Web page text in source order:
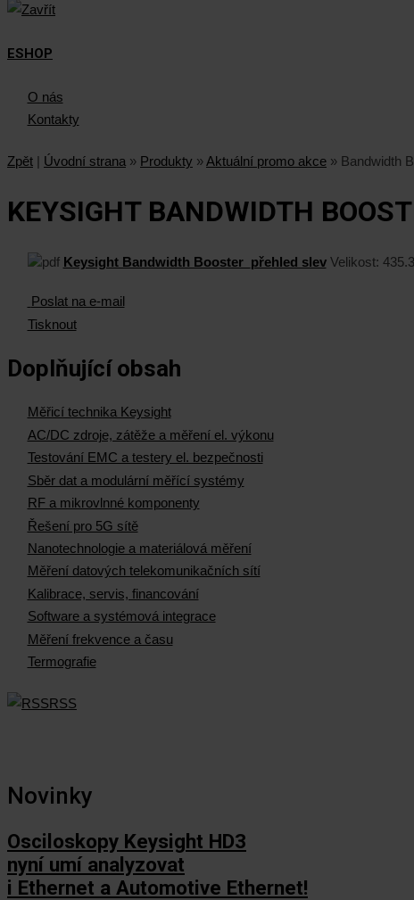
ESHOP
O nás
Kontakty
Zpět | Úvodní strana » Produkty »Aktuální promo akce » Bandwidth
KEYSIGHT BANDWIDTH
Keysight Bandwidth Booster_přehled slev Velikost:
Poslat na e-mail
Tisknout
Doplňující obsah
Měřicí technika Keysight
AC/DC zdroje, zátěže a měření el. výkonu
Testování EMC a testery el. bezpečnosti
Sběr dat a modulární měřící systémy
RF a mikrovlnné komponenty
Řešení pro 5G sítě
Nanotechnologie a materiálová měření
Měření datových telekomunikačních sítí
Kalibrace, servis, financování
Software a systémová integrace
Měření frekvence a času
Termografie
RSS
Novinky
Osciloskopy Keysight HD3
nyní umí analyzovat
i Ethernet a Automotive Ethernet!